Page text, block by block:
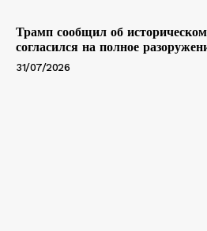
Трамп сообщил об
согласился на полное
31/07/2026